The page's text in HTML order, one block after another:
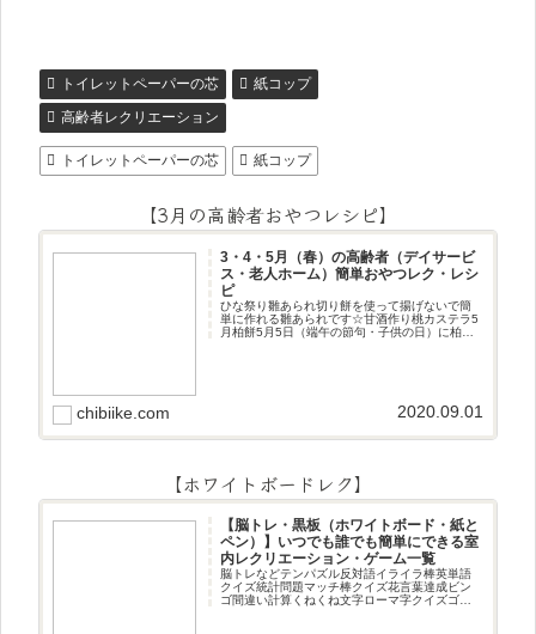
トイレットペーパーの芯
紙コップ
高齢者レクリエーション
トイレットペーパーの芯 紙コップ
【3月の高齢者おやつレシピ】
3・4・5月（春）の高齢者（デイサービ
ス・老人ホーム）簡単おやつレク・レシ
ピ
ひな祭り雛あられ切り餅を使って揚げないで簡
単に作れる雛あられです☆甘酒作り桃カステラ5
月柏餅5月5日（端午の節句・子供の日）に柏餅
chibiike.com 2020.09.01
【ホワイトボードレク】
【脳トレ・黒板（ホワイトボード・紙と
ペン）】いつでも誰でも簡単にできる室
内レクリエーション・ゲーム一覧
脳トレなどテンパズル反対語イライラ棒英単語
クイズ統計問題マッチ棒クイズ花言葉達成ビン
ゴ間違い計算くねくね文字ローマ字クイズゴロ